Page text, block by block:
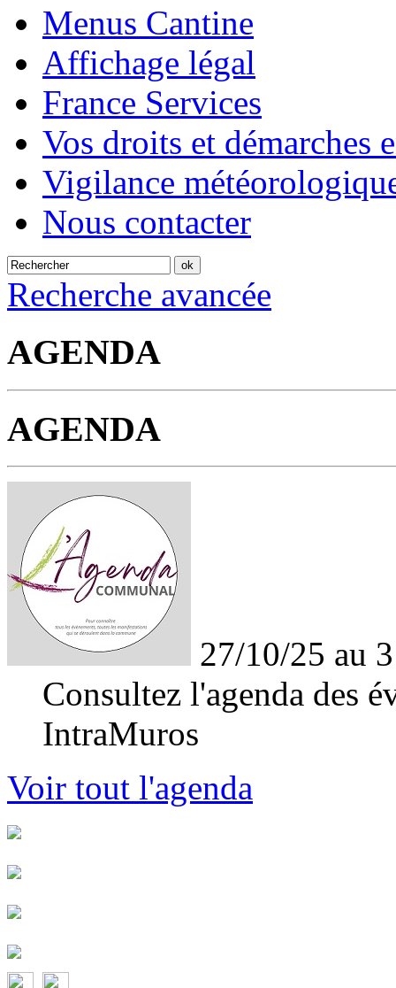
Menus Cantine
Affichage légal
France Services
Vos droits et démarches
Vigilance
Nous contacter
Recherche avancée
AGENDA
AGENDA
27/10/25 au
Consultez l'agenda des
IntraMuros
Voir tout l'agenda